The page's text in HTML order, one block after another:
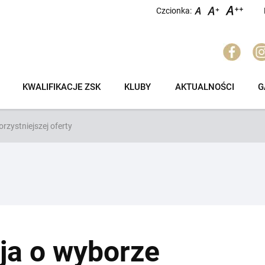
Czcionka:
KWALIFIKACJE ZSK KLUBY AKTUALNOŚCI
oferty
o wyborze